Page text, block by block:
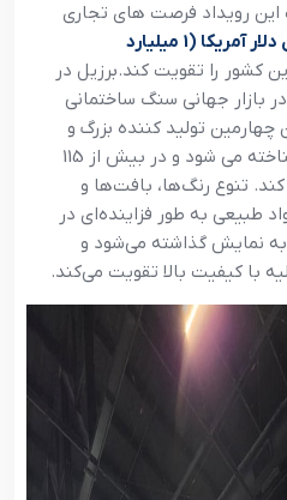
این رویداد فرصت های تجاری
200 میلیون دلار آمریکا (1 میلیارد
کشور را تقویت کند.برزیل در
بازار جهانی سنگ ساختمانی
تولید کننده بزرگ و
پنجمین صادرکننده بزرگ شناخته می شود و در بیش از 115
تنوع رنگ‌ها، بافت‌ها و
طبیعی به طور فزاینده‌ای در
نمایش گذاشته می‌شود و
با کیفیت بالا تقویت می‌کند.